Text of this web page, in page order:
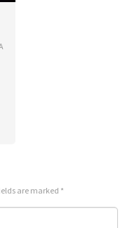
are marked *